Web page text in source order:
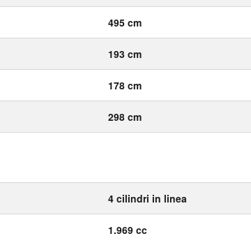
495 cm
193 cm
178 cm
298 cm
4 cilindri in linea
1.969 cc